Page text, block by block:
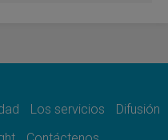
Oración por la Paz"
Los servicios
Difusión